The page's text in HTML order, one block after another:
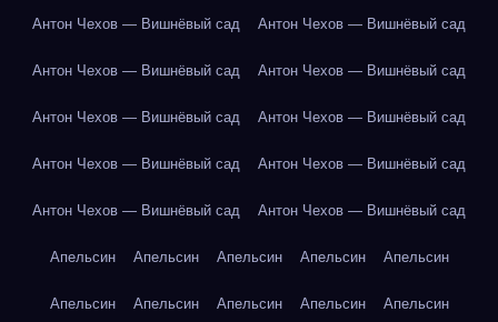
Антон Чехов — Вишнёвый сад Антон Чехов — Вишнёвый сад
Антон Чехов — Вишнёвый сад Антон Чехов — Вишнёвый сад
Антон Чехов — Вишнёвый сад Антон Чехов — Вишнёвый сад
Антон Чехов — Вишнёвый сад Антон Чехов — Вишнёвый сад
Антон Чехов — Вишнёвый сад Антон Чехов — Вишнёвый сад
Апельсин Апельсин Апельсин Апельсин Апельсин
Апельсин Апельсин Апельсин Апельсин Апельсин